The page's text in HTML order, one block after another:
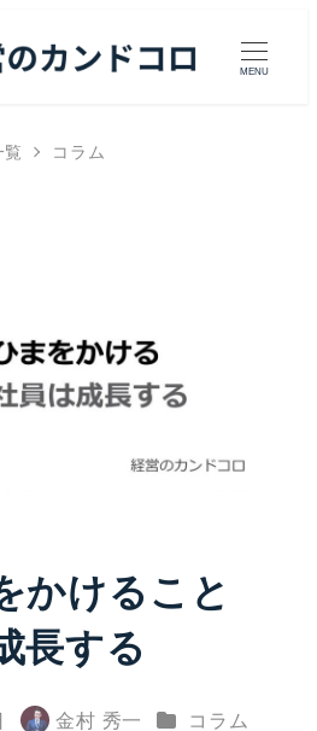
MENU
覧 コラム
かけること
長する
金村 秀一 カテゴリー
コラム